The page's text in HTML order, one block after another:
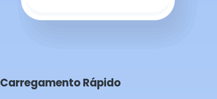
Carregamento Rápido